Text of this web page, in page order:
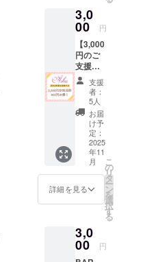
14席ほどの
小さなバー
「Ashu（ア
ッシュ）」
を開くとい
う挑戦にた
どり着きま
店内は落ち
着いた空間
と温かな雰
囲気を心が
ひとりでも
安心して立
お気持
ちを形
にして
いただ
けるリ
ターン
です。
ご支援
いただ
いた方
には、
ドリン
ク1杯を
ご提供
（ご利
用券を
ご郵送
＜ご注
意点＞
・ボト
3,0
00 円
【3,000
円のご
支援で
お食事
券3,900
円分
（900円
得！）
容〕 ・
500円券
× 7枚 ・
400円分
サービ
ス券
Ashuで
ご利用
いただ
支援
者：
5人
お届
け予
定：
2025
年11
月
詳細を見る
こ
の
リ
タ
ー
ン
を
選
択
す
る
3,0
00 円